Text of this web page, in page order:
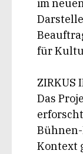
im
für
ZIRKUS
Das
Kontext